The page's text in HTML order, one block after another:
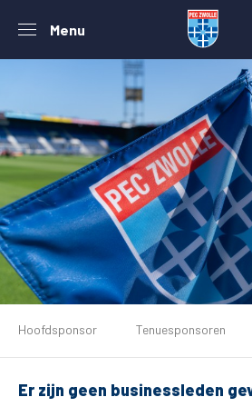
Menu
Tickets
Matchdays
Hoofdsponsor Tenuesponsoren
Er zijn geen businessleden